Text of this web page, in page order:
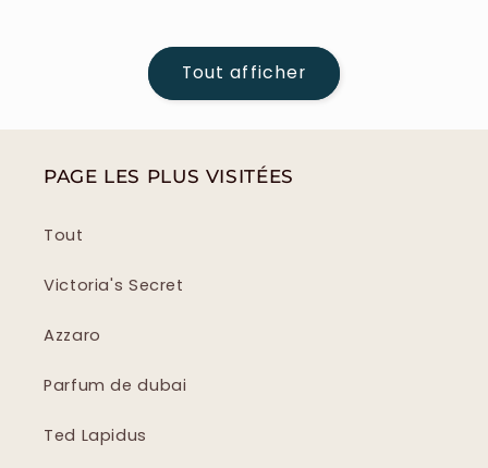
Tout afficher
PAGE LES PLUS VISITÉES
Tout
Victoria's Secret
Azzaro
Parfum de dubai
Ted Lapidus